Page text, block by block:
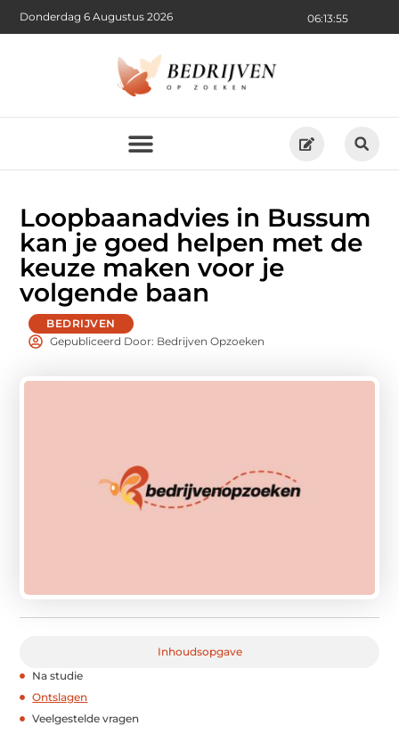
06:13:56
Donderdag 6 Augustus 2026
Loopbaanadvies in Bussum
kan je goed helpen met de
keuze maken voor je
volgende baan
BEDRIJVEN
Gepubliceerd Door: Bedrijven Opzoeken
Inhoudsopgave
Na studie
Ontslagen
Veelgestelde vragen